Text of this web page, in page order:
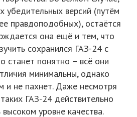
убедительных версий (путём
правдоподобных), остаётся
она ещё и тем, что
сохранился ГАЗ-24 с
станет понятно – всё они
минимальны, однако
и не пахнет. Даже несмотря
ГАЗ-24 действительно
уровне качества.